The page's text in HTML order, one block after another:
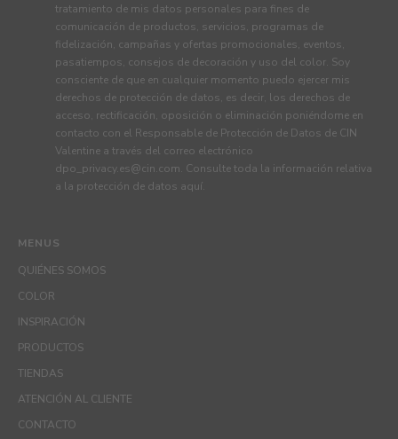
MENUS
QUIÉNES SOMOS
COLOR
INSPIRACIÓN
PRODUCTOS
TIENDAS
ATENCIÓN AL CLIENTE
CONTACTO
tratamiento de mis datos personales para fines de
comunicación de productos, servicios, programas de
fidelización, campañas y ofertas promocionales, eventos,
pasatiempos, consejos de decoración y uso del color. Soy
consciente de que en cualquier momento puedo ejercer mis
derechos de protección de datos, es decir, los derechos de
acceso, rectificación, oposición o eliminación poniéndome en
contacto con el Responsable de Protección de Datos de CIN
Valentine a través del correo electrónico
dpo_privacy.es@cin.com. Consulte toda la información relativa
a la protección de datos aquí.